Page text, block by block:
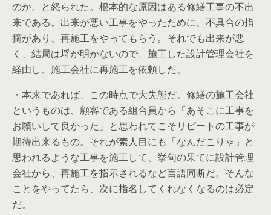
のか。と怒られた。根本的な原因はある修繕工事の不出
来である。出来が悪い工事をやったために、不具合の指
摘があり、再施工をやってもらう。それでも出来が悪
く、結局は埒が明かないので、施工した設計管理会社を
経由し、施工会社に再施工を依頼した。
・本来であれば、この時点で大失態だ。修繕の施工会社
というものは、顧客である組合員から「あそこに工事を
お願いして良かった」と思われてこそリピートの工事が
期待出来るもの。それが素人目にも「なんだこりゃ」と
思われるような工事を施工して、挙句の果てに設計管理
会社から、再施工を指示されるなど言語同断だ。そんな
ことをやってたら、次に指名してくれなくなるのは必定
だ。